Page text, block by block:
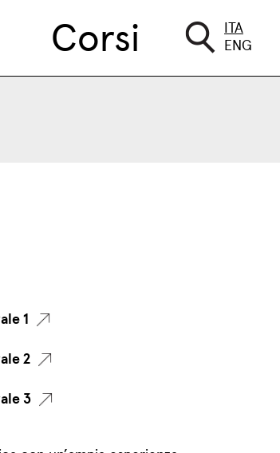
ITA
ENG
Corsi
1
2
3